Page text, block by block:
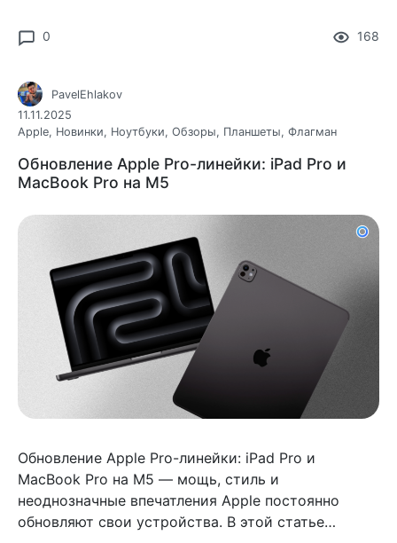
168
0
PavelEhlakov
11.11.2025
Apple, Новинки, Ноутбуки, Обзоры, Планшеты, Флагман
Обновление Apple Pro-линейки: iPad Pro и
MacBook Pro на M5
Обновление Apple Pro-линейки: iPad Pro и
MacBook Pro на M5 — мощь, стиль и
неоднозначные впечатления Apple постоянно
обновляют свои устройства. В этой статье